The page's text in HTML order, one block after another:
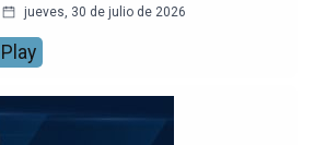
jueves, 30 de julio de 2026
Play